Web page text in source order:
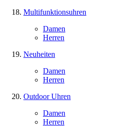
Multifunktionsuhren
Damen
Herren
Neuheiten
Damen
Herren
Outdoor Uhren
Damen
Herren